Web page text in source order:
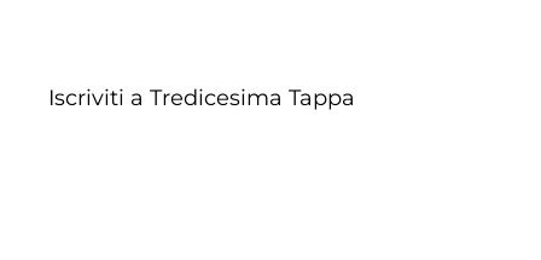
Iscriviti a Tredicesima Tappa